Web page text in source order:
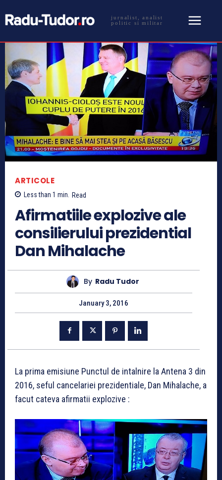
jurnalist, analist
politic si militar
ARTICOLE
Less than 1 min. Read
Afirmatiile explozive ale
consilierului prezidential
Dan Mihalache
By Radu Tudor
January 3, 2016
La prima emisiune Punctul de intalnire la Antena 3 din
2016, seful cancelariei prezidentiale, Dan Mihalache, a
facut cateva afirmatii explozive :